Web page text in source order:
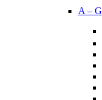
A – G